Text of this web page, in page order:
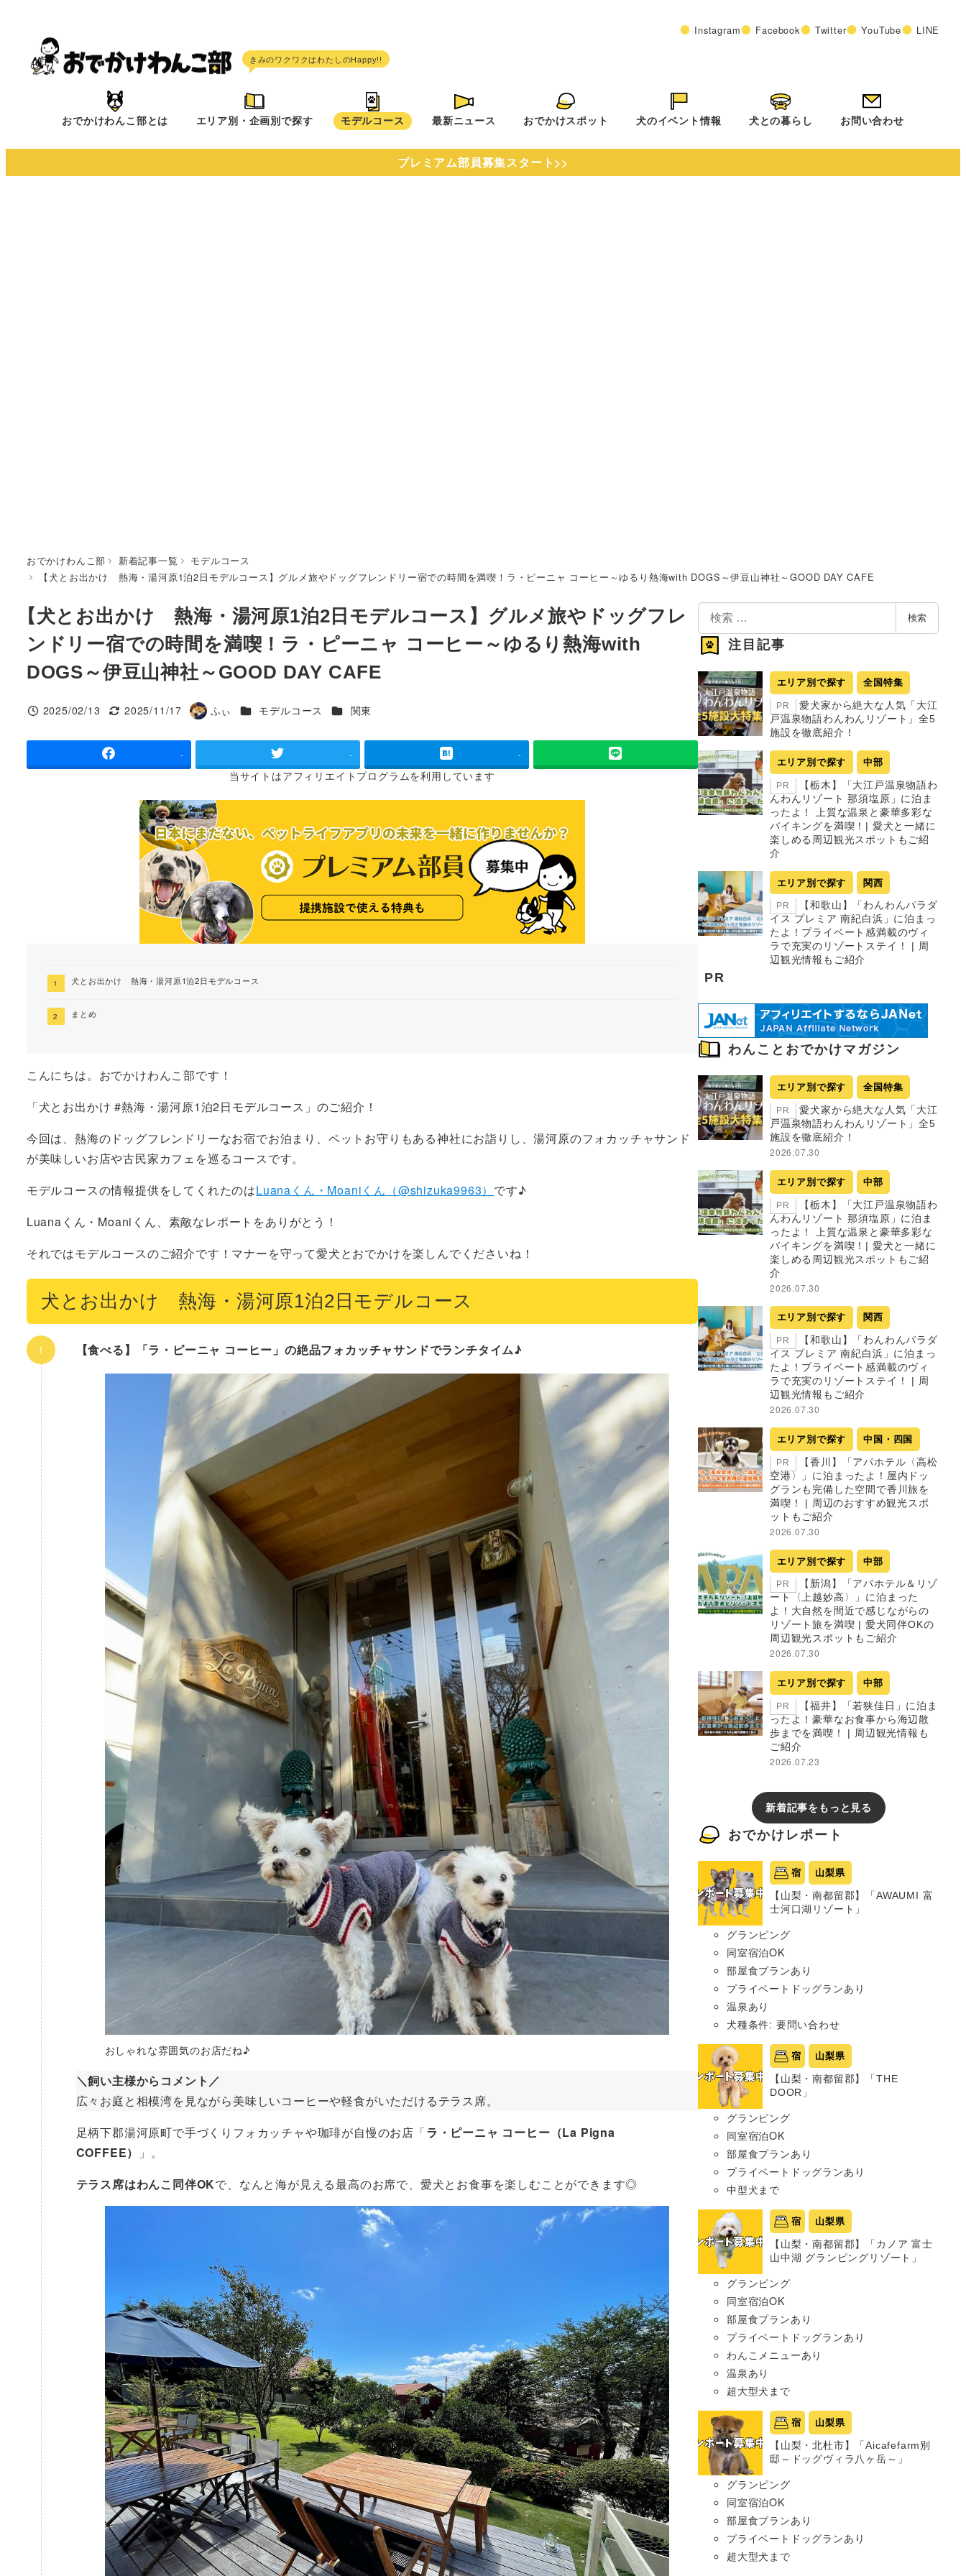
へ
Instagram Facebook Twitter YouTube LINE
おでかけわんこ部とは エリア別・企画別で探す モデルコース 最新ニュース おでかけスポット 犬のイベント情報 犬との暮らし お問い合わせ
プレミアム部員募集スタート>>
おでかけわんこ部 新着記事一覧
モデルコース
【犬とお出かけ 熱海・湯河原1泊2日モデルコース】グルメ旅やドッグフレンドリー宿での時間を満喫！ラ・ピーニャ コーヒー～ゆるり熱海with DOGS～伊豆山神社～GOOD DAY CAFE
【犬とお出かけ 熱海・湯河原1泊2日モデルコース】グルメ旅やドッグフレ
ンドリー宿での時間を満喫！ラ・ピーニャ コーヒー～ゆるり熱海with
DOGS～伊豆山神社～GOOD DAY CAFE
投稿日
2025/02/13
更新日
2025/11/17
著
ふぃ カテゴリー
モデルコース カテゴリー
関東
- - -
当サイトはアフィリエイトプログラムを利用しています
犬とお出かけ 熱海・湯河原1泊2日モデルコース
まとめ
こんにちは。おでかけわんこ部です！
「犬とお出かけ #熱海・湯河原1泊2日モデルコース」のご紹介！
今回は、熱海のドッグフレンドリーなお宿でお泊まり、ペットお守りもある神社にお詣りし、湯河原のフォカッチャサンド
が美味しいお店や古民家カフェを巡るコースです。
モデルコースの情報提供をしてくれたのはLuanaくん・Moaniくん（@shizuka9963） です♪
Luanaくん・Moaniくん、素敵なレポートをありがとう！
それではモデルコースのご紹介です！マナーを守って愛犬とおでかけを楽しんでくださいね！
犬とお出かけ 熱海・湯河原1泊2日モデルコース
【食べる】「ラ・ピーニャ コーヒー」の絶品フォカッチャサンドでランチタイム♪
おしゃれな雰囲気のお店だね♪
＼飼い主様からコメント／
広々お庭と相模湾を見ながら美味しいコーヒーや軽食がいただけるテラス席。
足柄下郡湯河原町で手づくりフォカッチャや珈琲が自慢のお店「ラ・ピーニャ コーヒー（La Pigna
COFFEE）
」。
テラス席はわんこ同伴OKで、なんと海が見える最高のお席で、愛犬とお食事を楽しむことができます◎
検
索
検索
注目記事
エリア別で探す 全国特集
PR
愛犬家から絶大な人気「大江
戸温泉物語わんわんリゾート」全5
施設を徹底紹介！
エリア別で探す 中部
PR
【栃木】「大江戸温泉物語わ
んわんリゾート 那須塩原」に泊ま
ったよ！ 上質な温泉と豪華多彩な
バイキングを満喫！| 愛犬と一緒に
楽しめる周辺観光スポットもご紹
介
エリア別で探す 関西
PR
【和歌山】「わんわんパラダ
イス プレミア 南紀白浜」に泊まっ
たよ！プライベート感満載のヴィ
ラで充実のリゾートステイ！ | 周
辺観光情報もご紹介
PR
わんことおでかけマガジン
エリア別で探す 全国特集
PR
愛犬家から絶大な人気「大江
戸温泉物語わんわんリゾート」全5
施設を徹底紹介！
2026.07.30
エリア別で探す 中部
PR
【栃木】「大江戸温泉物語わ
んわんリゾート 那須塩原」に泊ま
ったよ！ 上質な温泉と豪華多彩な
バイキングを満喫！| 愛犬と一緒に
楽しめる周辺観光スポットもご紹
介
2026.07.30
エリア別で探す 関西
PR
【和歌山】「わんわんパラダ
イス プレミア 南紀白浜」に泊まっ
たよ！プライベート感満載のヴィ
ラで充実のリゾートステイ！ | 周
辺観光情報もご紹介
2026.07.30
エリア別で探す 中国・四国
PR
【香川】「アパホテル〈高松
空港〉」に泊まったよ！屋内ドッ
グランも完備した空間で香川旅を
満喫！ | 周辺のおすすめ観光スポ
ットもご紹介
2026.07.30
エリア別で探す 中部
PR
【新潟】「アパホテル＆リゾ
ート〈上越妙高〉」に泊まった
よ！大自然を間近で感じながらの
リゾート旅を満喫 | 愛犬同伴OKの
周辺観光スポットもご紹介
2026.07.30
エリア別で探す 中部
PR
【福井】「若狭佳日」に泊ま
ったよ！豪華なお食事から海辺散
歩までを満喫！ | 周辺観光情報も
ご紹介
2026.07.23
新着記事をもっと見る
おでかけレポート
宿 山梨県
【山梨・南都留郡】「AWAUMI 富
士河口湖リゾート」
グランピング
同室宿泊OK
部屋食プランあり
プライベートドッグランあり
温泉あり
犬種条件: 要問い合わせ
宿 山梨県
【山梨・南都留郡】「THE
DOOR」
グランピング
同室宿泊OK
部屋食プランあり
プライベートドッグランあり
中型犬まで
宿 山梨県
【山梨・南都留郡】「カノア 富士
山中湖 グランピングリゾート」
グランピング
同室宿泊OK
部屋食プランあり
プライベートドッグランあり
わんこメニューあり
温泉あり
超大型犬まで
宿 山梨県
【山梨・北杜市】「Aicafefarm別
邸～ドッグヴィラ八ヶ岳～」
グランピング
同室宿泊OK
部屋食プランあり
プライベートドッグランあり
超大型犬まで